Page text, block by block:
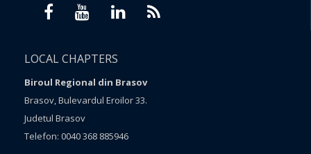
LOCAL CHAPTERS
Biroul Regional din Brasov
Brasov, Bulevardul Eroilor 33.
Judetul Brasov
Telefon: 0040 368 885946